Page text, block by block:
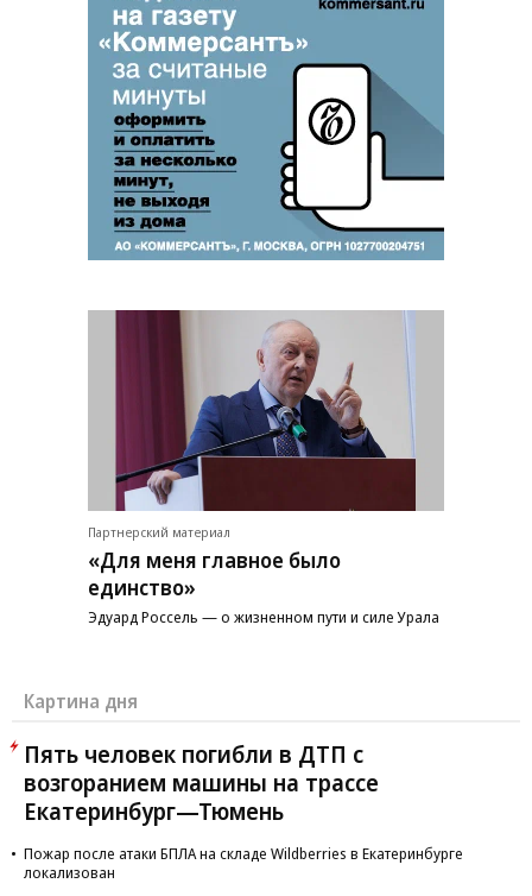
Партнерский материал
«Для меня главное было
единство»
Эдуард Россель — о жизненном пути и силе Урала
Картина дня
Пять человек погибли в ДТП с
возгоранием машины на трассе
Екатеринбург—Тюмень
Пожар после атаки БПЛА на складе Wildberries в Екатеринбурге
локализован